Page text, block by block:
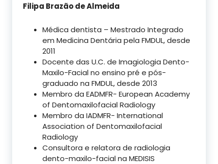
Filipa Brazão de Almeida
Médica dentista – Mestrado Integrado
em Medicina Dentária pela FMDUL, desde
2011
Docente das U.C. de Imagiologia Dento-
Maxilo-Facial no ensino pré e pós-
graduado na FMDUL, desde 2013
Membro da EADMFR- European Academy
of Dentomaxilofacial Radiology
Membro da IADMFR- International
Association of Dentomaxilofacial
Radiology
Consultora e relatora de radiologia
dento-maxilo-facial na MEDISIS